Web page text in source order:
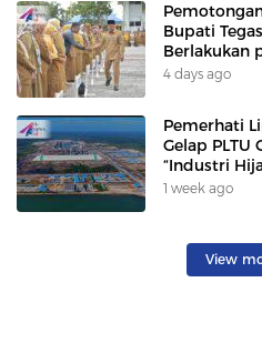
Bupati
Berlakukan
4 days ago
Pemerhati
Gelap PLTU
“Industri
Korban”
1 week ago
View